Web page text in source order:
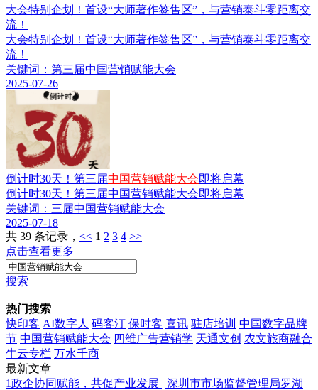
大会特别企划！首设“大师著作签售区”，与营销泰斗零距离交
流！
大会特别企划！首设“大师著作签售区”，与营销泰斗零距离交
流！
关键词：第三届中国营销赋能大会
2025-07-26
倒计时30天！第三届中国营销赋能大会即将启幕
倒计时30天！第三届中国营销赋能大会即将启幕
关键词：三届中国营销赋能大会
2025-07-18
共 39 条记录， << 1 2 3 4 >>
点击查看更多
搜索
热门搜索
快印客 AI数字人 码客汀 保时客 喜讯 驻店培训 中国数字品牌
节 中国营销赋能大会 四维广告营销学 天通文创 农文旅商融合
牛云专栏 万水千商
最新文章
1政企协同赋能，共促产业发展 | 深圳市市场监督管理局罗湖